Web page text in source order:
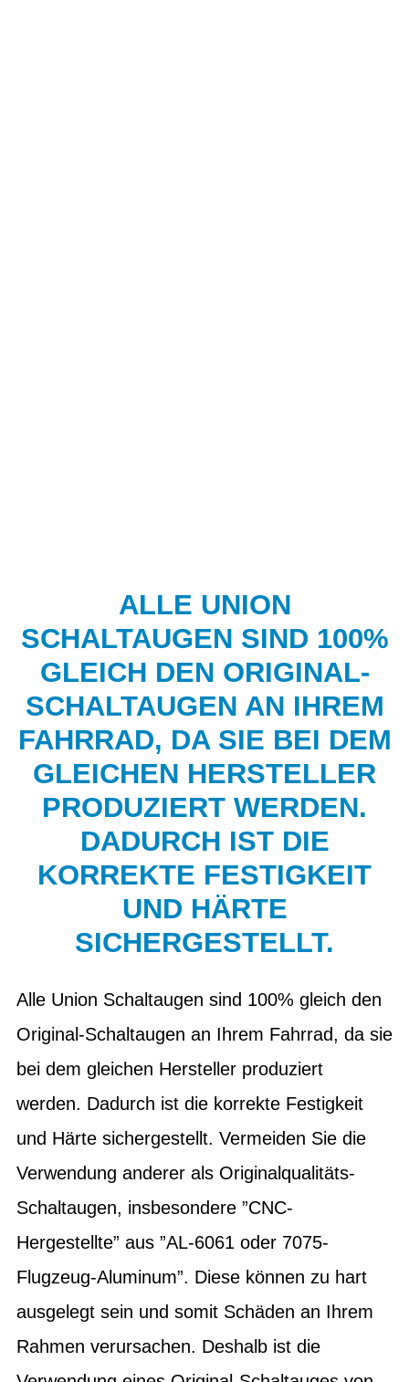
ALLE UNION
SCHALTAUGEN SIND 100%
GLEICH DEN ORIGINAL-
SCHALTAUGEN AN IHREM
FAHRRAD, DA SIE BEI DEM
GLEICHEN HERSTELLER
PRODUZIERT WERDEN.
DADURCH IST DIE
KORREKTE FESTIGKEIT
UND HÄRTE
SICHERGESTELLT.
Alle Union Schaltaugen sind 100% gleich den
Original-Schaltaugen an Ihrem Fahrrad, da sie
bei dem gleichen Hersteller produziert
werden. Dadurch ist die korrekte Festigkeit
und Härte sichergestellt. Vermeiden Sie die
Verwendung anderer als Originalqualitäts-
Schaltaugen, insbesondere ”CNC-
Hergestellte” aus ”AL-6061 oder 7075-
Flugzeug-Aluminum”. Diese können zu hart
ausgelegt sein und somit Schäden an Ihrem
Rahmen verursachen. Deshalb ist die